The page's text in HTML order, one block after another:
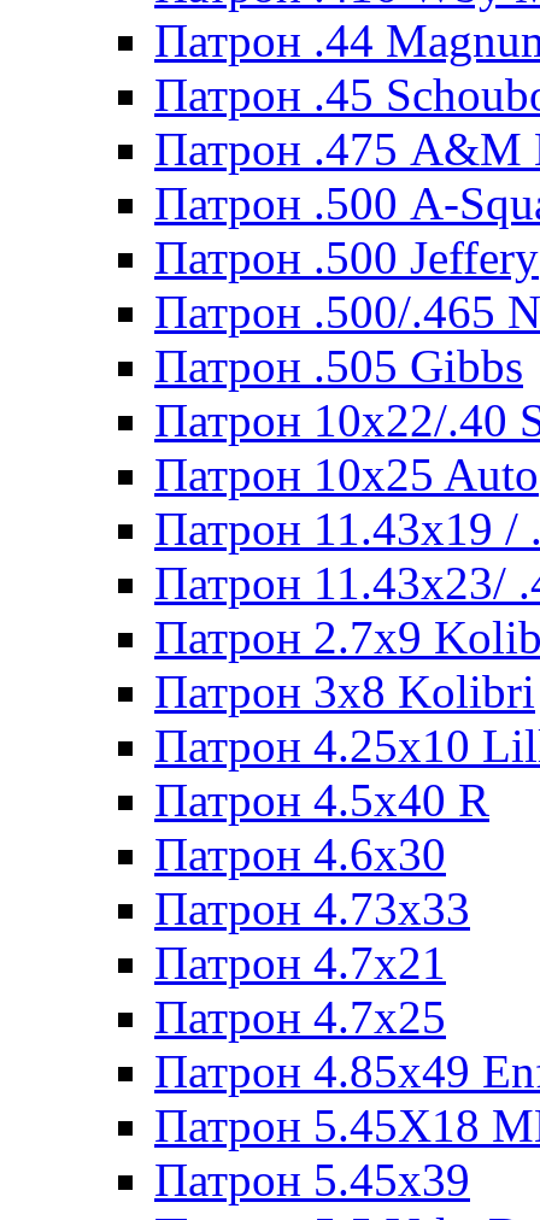
Патрон .44
Патрон .45
Патрон .475 A&M
Патрон .500 A-
Патрон .500 Jeffery
Патрон .500/.465
Патрон .505 Gibbs
Патрон 10x22/.40
Патрон 10x25 Auto
Патрон 11.43x19 /
Патрон 11.43x23/
Патрон 2.7x9
Патрон 3x8 Kolibri
Патрон 4.25x10
Патрон 4.5x40 R
Патрон 4.6x30
Патрон 4.73x33
Патрон 4.7x21
Патрон 4.7x25
Патрон 4.85x49
Патрон 5.45X18
Патрон 5.45х39